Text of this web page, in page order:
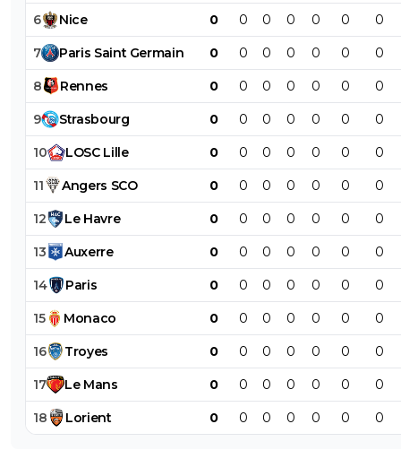
6 Nice 0 0 0 0 0 0 0
7 Paris Saint Germain 0 0 0 0 0 0 0
8 Rennes 0 0 0 0 0 0 0
9 Strasbourg 0 0 0 0 0 0 0
10 LOSC Lille 0 0 0 0 0 0 0
11 Angers SCO 0 0 0 0 0 0 0
12 Le Havre 0 0 0 0 0 0 0
13 Auxerre 0 0 0 0 0 0 0
14 Paris 0 0 0 0 0 0 0
15 Monaco 0 0 0 0 0 0 0
16 Troyes 0 0 0 0 0 0 0
17 Le Mans 0 0 0 0 0 0 0
18 Lorient 0 0 0 0 0 0 0